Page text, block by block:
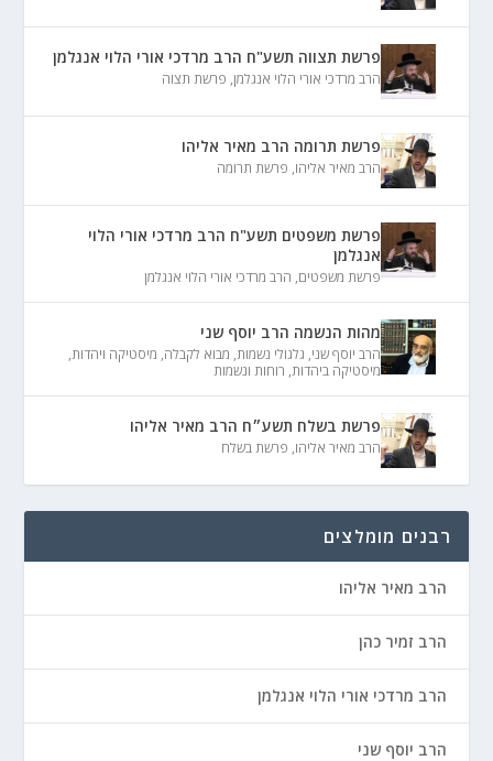
פרשת תצווה תשע"ח הרב מרדכי אורי הלוי אנגלמן
הרב מרדכי אורי הלוי אנגלמן, פרשת תצוה
פרשת תרומה הרב מאיר אליהו
הרב מאיר אליהו, פרשת תרומה
פרשת משפטים תשע"ח הרב מרדכי אורי הלוי
אנגלמן
פרשת משפטים, הרב מרדכי אורי הלוי אנגלמן
מהות הנשמה הרב יוסף שני
הרב יוסף שני, גלגולי נשמות, מבוא לקבלה, מיסטיקה ויהדות,
מיסטיקה ביהדות, רוחות ונשמות
פרשת בשלח תשע״ח הרב מאיר אליהו
הרב מאיר אליהו, פרשת בשלח
רבנים מומלצים
הרב מאיר אליהו
הרב זמיר כהן
הרב מרדכי אורי הלוי אנגלמן
הרב יוסף שני